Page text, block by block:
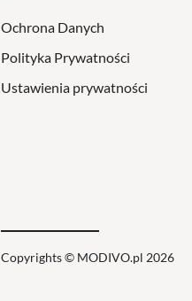
Ochrona Danych
Polityka Prywatności
Ustawienia prywatności
Copyrights © MODIVO.pl 2026